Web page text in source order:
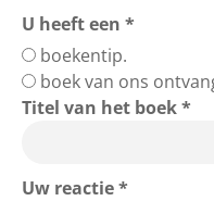
U heeft een *
boekentip.
boek van ons
Titel van het boek *
Uw reactie *